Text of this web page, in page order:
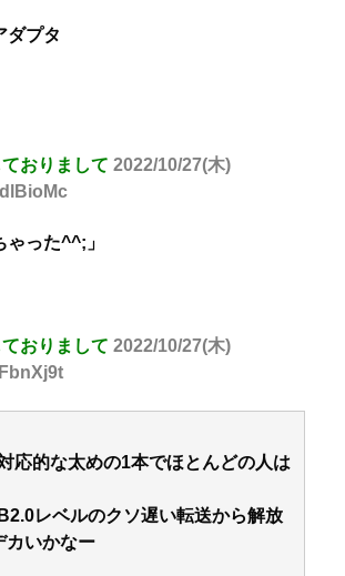
ダプタ
おりまして 2022/10/27(木)
ゃった^^;」
おりまして 2022/10/27(木)
応的な太めの1本でほとんどの人は
レベルのクソ遅い転送から解放
カいかなー